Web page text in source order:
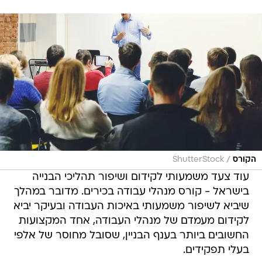
הקורס /
ShutterStock
עוד צעד משמעותי לקידום ושיפור תהליכי הבנייה
בישראל - קורס מנהלי עבודה בכירים. מדובר במהלך
שיביא לשיפור משמעותי באיכות העבודה ובעיקר יביא
לקידום מעמדם של מנהלי העבודה, אחד המקצועות
החשובים ביותר בענף הבניין, שסובל מחוסר של אלפי
בעלי תפקידים.